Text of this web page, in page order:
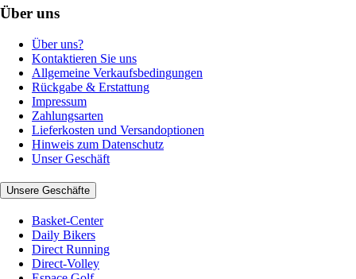
Über uns
Über uns?
Kontaktieren Sie uns
Allgemeine Verkaufsbedingungen
Rückgabe & Erstattung
Impressum
Zahlungsarten
Lieferkosten und Versandoptionen
Hinweis zum Datenschutz
Unser Geschäft
Unsere Geschäfte
Basket-Center
Daily Bikers
Direct Running
Direct-Volley